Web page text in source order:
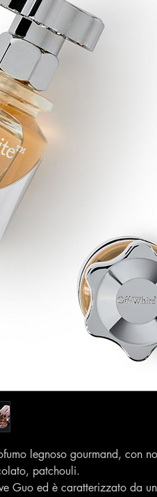
legnoso gourmand, con
patchouli.
Guo ed è caratterizzato da